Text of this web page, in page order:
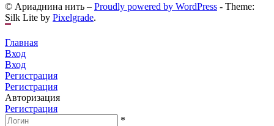
© Ариаднина нить – Proudly powered by WordPress - Theme:
Silk Lite by Pixelgrade.
Главная
Вход
Вход
Регистрация
Регистрация
Авторизация
Регистрация
*